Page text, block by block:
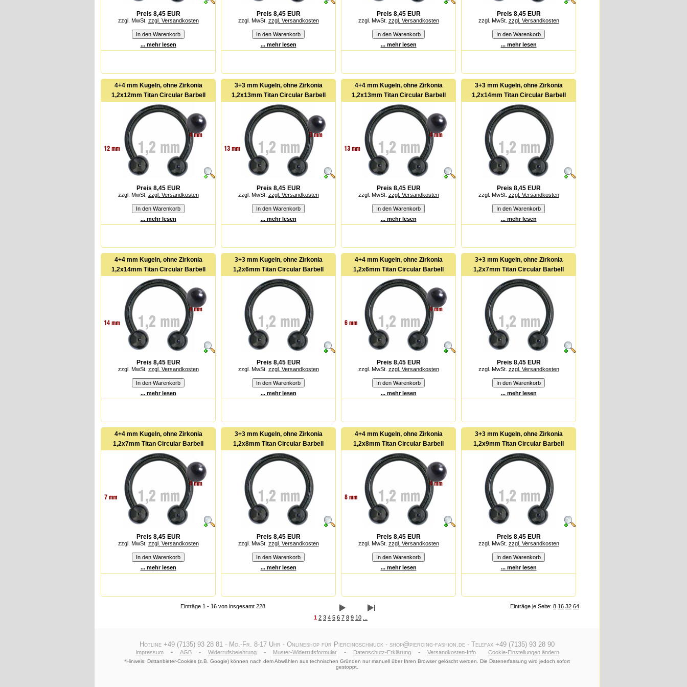
Preis 8,45 EUR
zzgl. MwSt. zzgl. Versandkosten
... mehr lesen
Preis 8,45 EUR
zzgl. MwSt. zzgl. Versandkosten
... mehr lesen
Preis 8,45 EUR
zzgl. MwSt. zzgl. Versandkosten
... mehr lesen
Preis 8,45 EUR
zzgl. MwSt. zzgl. Versandkosten
... mehr lesen
4+4 mm Kugeln, ohne Zirkonia
1,2x12mm Titan Circular Barbell
Preis 8,45 EUR
zzgl. MwSt. zzgl. Versandkosten
... mehr lesen
3+3 mm Kugeln, ohne Zirkonia
1,2x13mm Titan Circular Barbell
Preis 8,45 EUR
zzgl. MwSt. zzgl. Versandkosten
... mehr lesen
4+4 mm Kugeln, ohne Zirkonia
1,2x13mm Titan Circular Barbell
Preis 8,45 EUR
zzgl. MwSt. zzgl. Versandkosten
... mehr lesen
3+3 mm Kugeln, ohne Zirkonia
1,2x14mm Titan Circular Barbell
Preis 8,45 EUR
zzgl. MwSt. zzgl. Versandkosten
... mehr lesen
4+4 mm Kugeln, ohne Zirkonia
1,2x14mm Titan Circular Barbell
Preis 8,45 EUR
zzgl. MwSt. zzgl. Versandkosten
... mehr lesen
3+3 mm Kugeln, ohne Zirkonia
1,2x6mm Titan Circular Barbell
Preis 8,45 EUR
zzgl. MwSt. zzgl. Versandkosten
... mehr lesen
4+4 mm Kugeln, ohne Zirkonia
1,2x6mm Titan Circular Barbell
Preis 8,45 EUR
zzgl. MwSt. zzgl. Versandkosten
... mehr lesen
3+3 mm Kugeln, ohne Zirkonia
1,2x7mm Titan Circular Barbell
Preis 8,45 EUR
zzgl. MwSt. zzgl. Versandkosten
... mehr lesen
4+4 mm Kugeln, ohne Zirkonia
1,2x7mm Titan Circular Barbell
Preis 8,45 EUR
zzgl. MwSt. zzgl. Versandkosten
... mehr lesen
3+3 mm Kugeln, ohne Zirkonia
1,2x8mm Titan Circular Barbell
Preis 8,45 EUR
zzgl. MwSt. zzgl. Versandkosten
... mehr lesen
4+4 mm Kugeln, ohne Zirkonia
1,2x8mm Titan Circular Barbell
Preis 8,45 EUR
zzgl. MwSt. zzgl. Versandkosten
... mehr lesen
3+3 mm Kugeln, ohne Zirkonia
1,2x9mm Titan Circular Barbell
Preis 8,45 EUR
zzgl. MwSt. zzgl. Versandkosten
... mehr lesen
Einträge 1 - 16 von insgesamt 228 Einträge je Seite: 8 16 32 64
1 2 3 4 5 6 7 8 9 10
Hotline +49 (7135) 93 28 81 - Mo.-Fr. 8-17 Uhr - Onlineshop für Piercingschmuck - shop@piercing-fashion.de - Telefax +49 (7135) 93 28 90
Impressum - AGB - Widerrufsbelehrung - Muster-Widerrufsformular - Datenschutz-Erklärung - Versandkosten-Info Cookie-Einstellungen ändern
*Hinweis: Drittanbieter-Cookies (z.B. Google) können nach dem Abwählen aus technischen Gründen nur manuell über Ihren Browser gelöscht werden. Die Datenerfassung wird jedoch sofort
gestoppt.